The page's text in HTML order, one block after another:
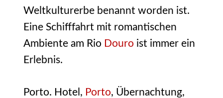
Weltkulturerbe benannt worden ist.
Eine Schifffahrt mit romantischen
Ambiente am Rio Douro ist immer ein
Erlebnis.
Porto. Hotel, Porto, Übernachtung,